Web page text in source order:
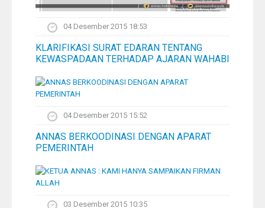
04 Desember 2015 18:53
KLARIFIKASI SURAT EDARAN TENTANG
KEWASPADAAN TERHADAP AJARAN WAHABI
04 Desember 2015 15:52
ANNAS BERKOODINASI DENGAN APARAT
PEMERINTAH
03 Desember 2015 10:35